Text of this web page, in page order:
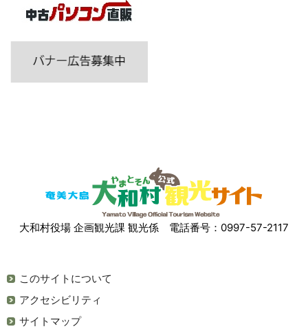
大和村役場 企画観光課 観光係 電話番号：0997-57-2117
このサイトについて
アクセシビリティ
サイトマップ